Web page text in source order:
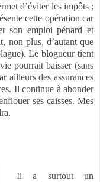
d’éviter les impôts ;
cette opération car
son emploi pénard et
non plus, d’autant que
Le blogueur tient
pourrait baisser (sans
ailleurs des assurances
Il continue à abonder
ses caisses. Mes
Il a surtout un